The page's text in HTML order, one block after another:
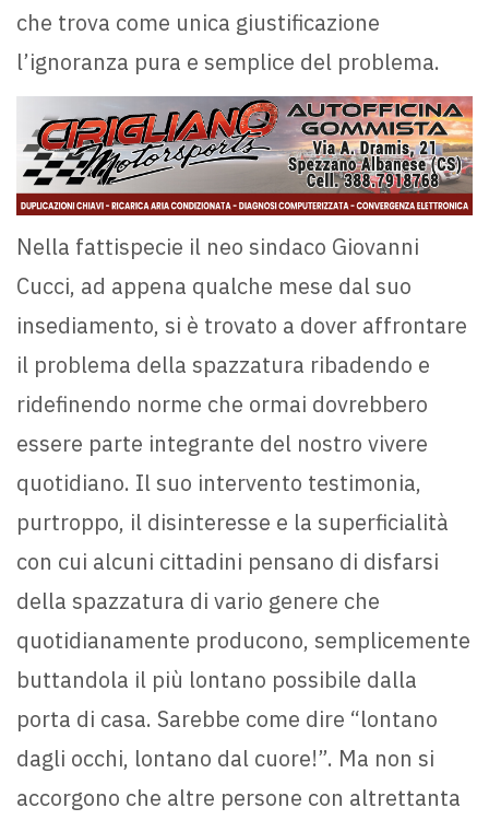
che trova come unica giustificazione
l’ignoranza pura e semplice del problema.
Nella fattispecie il neo sindaco Giovanni
Cucci, ad appena qualche mese dal suo
insediamento, si è trovato a dover affrontare
il problema della spazzatura ribadendo e
ridefinendo norme che ormai dovrebbero
essere parte integrante del nostro vivere
quotidiano. Il suo intervento testimonia,
purtroppo, il disinteresse e la superficialità
con cui alcuni cittadini pensano di disfarsi
della spazzatura di vario genere che
quotidianamente producono, semplicemente
buttandola il più lontano possibile dalla
porta di casa. Sarebbe come dire “lontano
dagli occhi, lontano dal cuore!”. Ma non si
accorgono che altre persone con altrettanta